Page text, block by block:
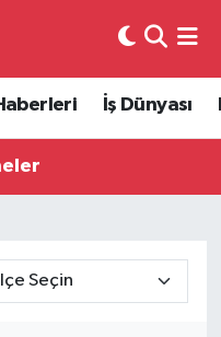
İş Dünyası
Fikstür